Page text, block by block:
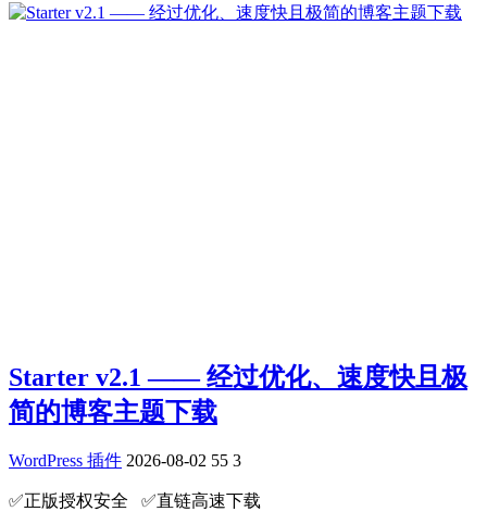
Starter v2.1 —— 经过优化、速度快且极
简的博客主题下载
WordPress 插件 2026-08-02 55 3
✅️正版授权安全 ✅️直链高速下载